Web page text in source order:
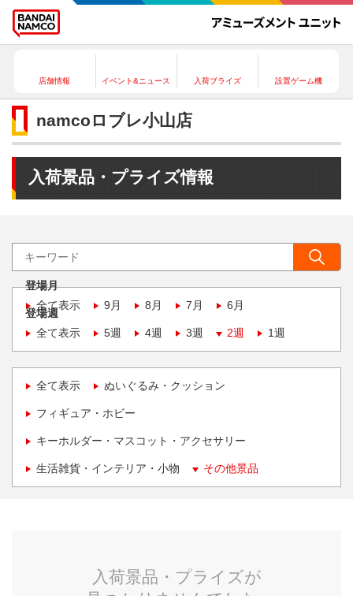
店舗情報 イベント&ニュース 入荷プライズ 設置ゲーム機
namcoロブレ小山店
入荷景品・プライズ情報
登場月
全て表示
9月 8月 7月 6月
登場週
全て表示
5週 4週 3週 2週 1週
全て表示 ぬいぐるみ・クッション
フィギュア・ホビー
キーホルダー・マスコット・アクセサリー
生活雑貨・インテリア・小物 その他景品